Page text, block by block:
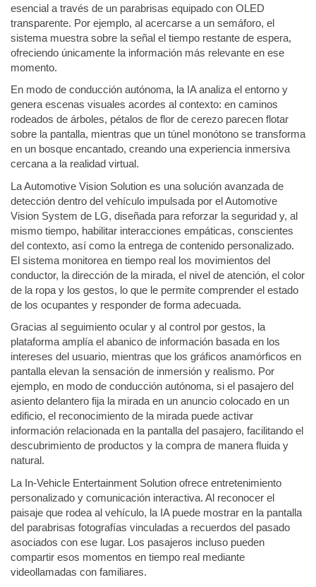
esencial a través de un parabrisas equipado con OLED
transparente. Por ejemplo, al acercarse a un semáforo, el
sistema muestra sobre la señal el tiempo restante de espera,
ofreciendo únicamente la información más relevante en ese
momento.
En modo de conducción autónoma, la IA analiza el entorno y
genera escenas visuales acordes al contexto: en caminos
rodeados de árboles, pétalos de flor de cerezo parecen flotar
sobre la pantalla, mientras que un túnel monótono se transforma
en un bosque encantado, creando una experiencia inmersiva
cercana a la realidad virtual.
La Automotive Vision Solution es una solución avanzada de
detección dentro del vehículo impulsada por el Automotive
Vision System de LG, diseñada para reforzar la seguridad y, al
mismo tiempo, habilitar interacciones empáticas, conscientes
del contexto, así como la entrega de contenido personalizado.
El sistema monitorea en tiempo real los movimientos del
conductor, la dirección de la mirada, el nivel de atención, el color
de la ropa y los gestos, lo que le permite comprender el estado
de los ocupantes y responder de forma adecuada.
Gracias al seguimiento ocular y al control por gestos, la
plataforma amplía el abanico de información basada en los
intereses del usuario, mientras que los gráficos anamórficos en
pantalla elevan la sensación de inmersión y realismo. Por
ejemplo, en modo de conducción autónoma, si el pasajero del
asiento delantero fija la mirada en un anuncio colocado en un
edificio, el reconocimiento de la mirada puede activar
información relacionada en la pantalla del pasajero, facilitando el
descubrimiento de productos y la compra de manera fluida y
natural.
La In-Vehicle Entertainment Solution ofrece entretenimiento
personalizado y comunicación interactiva. Al reconocer el
paisaje que rodea al vehículo, la IA puede mostrar en la pantalla
del parabrisas fotografías vinculadas a recuerdos del pasado
asociados con ese lugar. Los pasajeros incluso pueden
compartir esos momentos en tiempo real mediante
videollamadas con familiares.